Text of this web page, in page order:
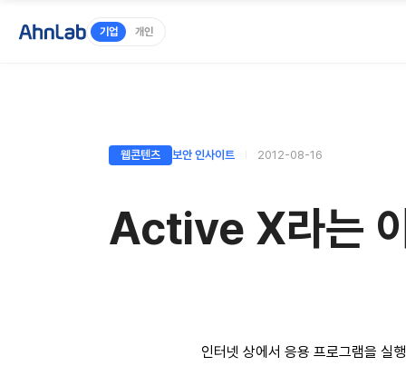
기업 개인
웹콘텐츠 보안 인사이트 2012-08-16
Active X라는
인터넷 상에서 응용 프로그램을 실